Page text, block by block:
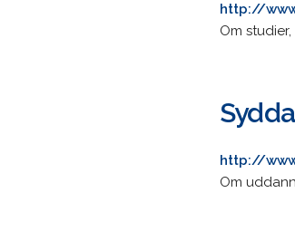
http://
Om
http://
Om